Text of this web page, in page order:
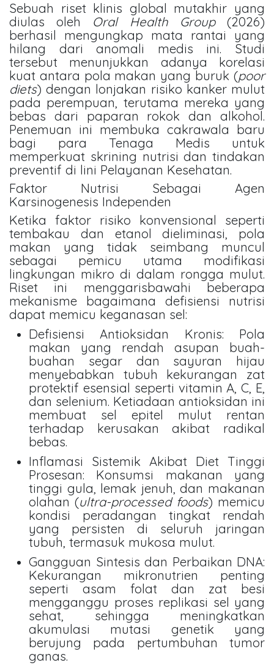
Sebuah riset klinis global mutakhir yang
diulas oleh Oral Health Group(2026)
berhasil mengungkap mata rantai yang
hilang dari anomali medis ini. Studi
tersebut menunjukkan adanya korelasi
kuat antara pola makan yang buruk (poor
diets) dengan lonjakan risiko kanker mulut
pada perempuan, terutama mereka yang
bebas dari paparan rokok dan alkohol.
Penemuan ini membuka cakrawala baru
bagi para Tenaga Medis untuk
memperkuat skrining nutrisi dan tindakan
preventif di lini Pelayanan Kesehatan.
Faktor Nutrisi Sebagai Agen
Karsinogenesis Independen
Ketika faktor risiko konvensional seperti
tembakau dan etanol dieliminasi, pola
makan yang tidak seimbang muncul
sebagai pemicu utama modifikasi
lingkungan mikro di dalam rongga mulut.
Riset ini menggarisbawahi beberapa
mekanisme bagaimana defisiensi nutrisi
dapat memicu keganasan sel:
Defisiensi Antioksidan Kronis: Pola
makan yang rendah asupan buah-
buahan segar dan sayuran hijau
menyebabkan tubuh kekurangan zat
protektif esensial seperti vitamin A, C, E,
dan selenium. Ketiadaan antioksidan ini
membuat sel epitel mulut rentan
terhadap kerusakan akibat radikal
bebas.
Inflamasi Sistemik Akibat Diet Tinggi
Prosesan: Konsumsi makanan yang
tinggi gula, lemak jenuh, dan makanan
olahan (ultra-processed foods) memicu
kondisi peradangan tingkat rendah
yang persisten di seluruh jaringan
tubuh, termasuk mukosa mulut.
Gangguan Sintesis dan Perbaikan DNA:
Kekurangan mikronutrien penting
seperti asam folat dan zat besi
mengganggu proses replikasi sel yang
sehat, sehingga meningkatkan
akumulasi mutasi genetik yang
berujung pada pertumbuhan tumor
ganas.